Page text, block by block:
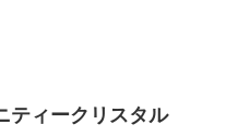
ティークリスタル